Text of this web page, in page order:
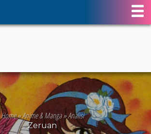
Home»Anime & Manga»Analisi
Zeruan